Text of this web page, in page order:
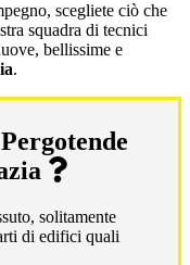
scegliete ciò che
squadra di tecnici
bellissime e
.
solitamente
di edifici quali